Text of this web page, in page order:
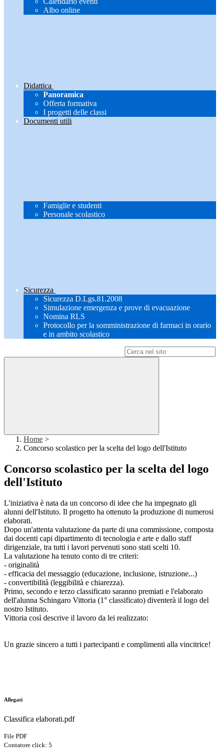
Albo online
Didattica
Panoramica
Offerta formativa
I progetti delle classi
Documenti utili
Famiglie e studenti
Personale scolastico
Sicurezza
Sicurezza D.Lgs.81.2008
Simulazione emergenza e prove di evacuazione
Nomina RLS
Protocollo per la somministrazione di farmaci in orario
e in ambito scolastico
Home >
Concorso scolastico per la scelta del logo dell'Istituto
Concorso scolastico per la scelta del logo
dell'Istituto
L'iniziativa è nata da un concorso di idee che ha impegnato gli
alunni dell'Istituto. Il progetto ha ottenuto la produzione di numerosi
elaborati.
Dopo un'attenta valutazione da parte di una commissione, composta
dai docenti capi dipartimento di tecnologia e arte e dallo staff
dirigenziale, tra tutti i lavori pervenuti sono stati scelti 10.
La valutazione ha tenuto conto di tre criteri:
- originalità
- efficacia del messaggio (educazione, inclusione, istruzione...)
- convertibilità (leggibilità e chiarezza).
Primo, secondo e terzo classificato saranno premiati e l'elaborato
dell'alunna Schingaro Vittoria (1° classificato) diventerà il logo del
nostro Istituto.
Vittoria così descrive il lavoro da lei realizzato:
Un grazie sincero a tutti i partecipanti e complimenti alla vincitrice!
Allegati
Classifica elaborati.pdf
File PDF
Contatore click: 5